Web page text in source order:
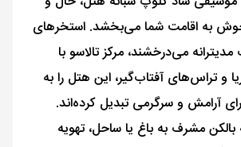
به اقامت شما می‌بخشد. استخرهای
مدیترانه می‌درخشند، مرکز تالاسو با
و تراس‌های آفتاب‌گیر، این هتل را به
آرامش و سرگرمی تبدیل کرده‌اند.
مشرف به باغ یا ساحل، تهویه